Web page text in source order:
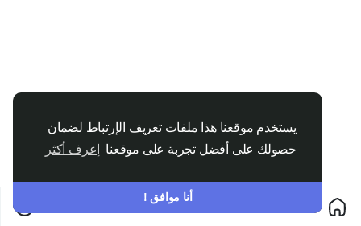
يستخدم موقعنا هذا ملفات تعريف الإرتباط لضمان
حصولك على أفضل تجربة على موقعنا
إعرف أكثر
أنا موافق !